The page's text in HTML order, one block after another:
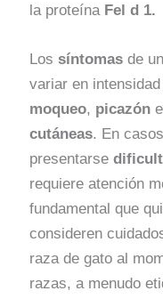
la proteína Fel d 1.
Lossíntomasde
variar en
moqueo, picazón
cutáneas. En
presentarse
requiere atención
fundamental que
consideren
raza de gato al
razas, a menudo